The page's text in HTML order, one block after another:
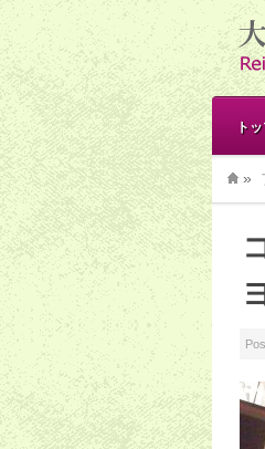
ト
»